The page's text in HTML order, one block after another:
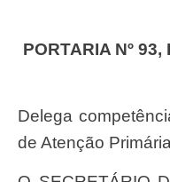
PORTARIA Nº 93, DE 21 DE DEZEMBRO DE
Delega competências no âmbito da Secretaria
de Atenção